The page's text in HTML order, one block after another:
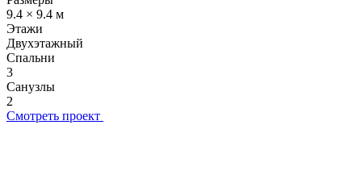
9.4 × 9.4 м
Этажи
Двухэтажный
Спальни
3
Санузлы
2
Смотреть проект